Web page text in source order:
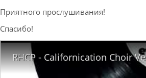
Приятного прослушивания!
Спасибо!
RHCP - Californication Choir